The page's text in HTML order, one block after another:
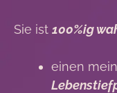
Sie ist 100%ig
einen